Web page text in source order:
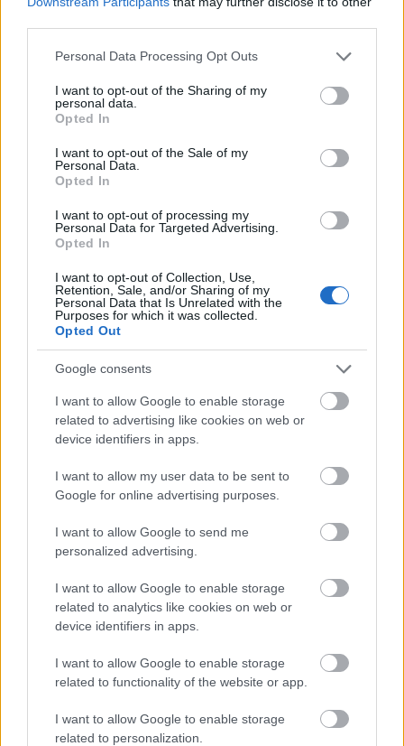
Please note that this website/app uses one or more Google
not limited to your visit or usage behaviour. You may click to
grant or deny consent to Google and its third-party tags to
use your data for below specified purposes in below Google
consent section.
Personal Data Processing Opt Outs
I want to opt-out of the Sharing of my
personal data.
Opted In
I want to opt-out of the Sale of my
Personal Data.
Opted In
I want to opt-out of processing my
Personal Data for Targeted Advertising.
Opted In
I want to opt-out of Collection, Use,
Retention, Sale, and/or Sharing of my
Personal Data that Is Unrelated with the
Purposes for which it was collected.
Opted Out
Google consents
I want to allow Google to enable storage
related to advertising like cookies on web or
device identifiers in apps.
I want to allow my user data to be sent to
Google for online advertising purposes.
I want to allow Google to send me
personalized advertising.
I want to allow Google to enable storage
related to analytics like cookies on web or
device identifiers in apps.
I want to allow Google to enable storage
related to functionality of the website or app.
I want to allow Google to enable storage
related to personalization.
Dave Clarke merénylete
2022. április 21.
Singles bemutatását. Az első Dream On vinyl B
oldalának az első dala a DREAM ON (DAVE CLARKE
legkeményebb hivatalosan kiadott mixe, semmi
köze nincs a jobban ismert, CD-n is megjelenő
akusztikus…
Dave Clarke keménykedik
2021. április 23.
Mark Bell: "A "Dream On" két fő gitársávból áll. Az
elsőhöz nejlonhúrokat használtunk, a második
vonalhoz pedig acélhúrokat. Mindkét sávot nagyon
közel vettük fel a mikrofonhoz, hogy sok zajt és
egyfajta különleges "pumpaeffektet" kapjuk. Ha